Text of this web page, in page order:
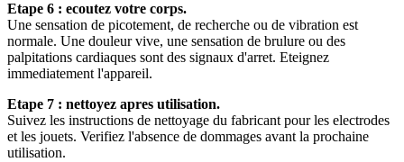
Etape 6 : ecoutez votre corps.
Une sensation de picotement, de recherche ou de vibration est
normale. Une douleur vive, une sensation de brulure ou des
palpitations cardiaques sont des signaux d'arret. Eteignez
immediatement l'appareil.
Etape 7 : nettoyez apres utilisation.
Suivez les instructions de nettoyage du fabricant pour les electrodes
et les jouets. Verifiez l'absence de dommages avant la prochaine
utilisation.